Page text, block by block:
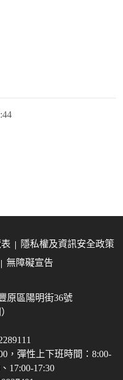
隱私權及資訊安全政策
無障礙宣告
原區陽明街36號
，彈性上下班時間：8:00-
17:00-17:30